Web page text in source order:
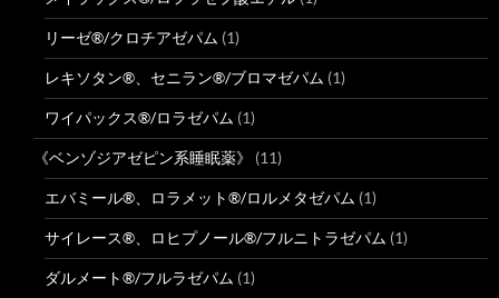
リーゼ®/クロチアゼパム (1)
レキソタン®、セニラン®/ブロマゼパム (1)
ワイパックス®/ロラゼパム (1)
《ベンゾジアゼピン系睡眠薬》 (11)
エバミール®、ロラメット®/ロルメタゼパム (1)
サイレース®、ロヒプノール®/フルニトラゼパム (1)
ダルメート®/フルラゼパム (1)